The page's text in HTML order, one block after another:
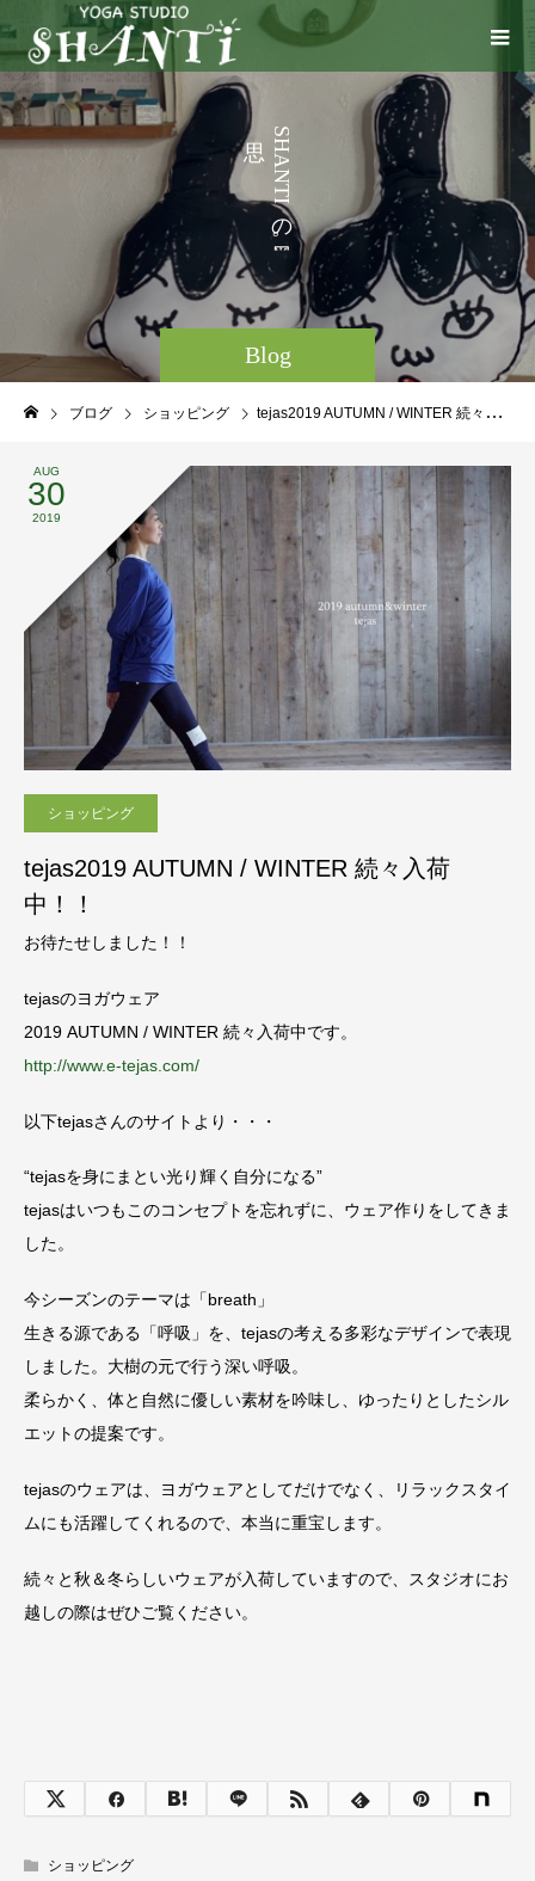
Blog
S
H
A
N
T
I
の
。
う
こ
な
ブログ ショッピング tejas2019 AUTUMN / WINTER 続々入荷中！！
AUG
30
2019
ショッピング
tejas2019 AUTUMN / WINTER 続々入荷
中！！
お待たせしました！！
tejasのヨガウェア
2019 AUTUMN / WINTER 続々入荷中です。
http://www.e-tejas.com/
以下tejasさんのサイトより・・・
“tejasを身にまとい光り輝く自分になる”
tejasはいつもこのコンセプトを忘れずに、ウェア作りをしてきま
した。
今シーズンのテーマは「breath」
生きる源である「呼吸」を、tejasの考える多彩なデザインで表現
しました。大樹の元で行う深い呼吸。
柔らかく、体と自然に優しい素材を吟味し、ゆったりとしたシル
エットの提案です。
tejasのウェアは、ヨガウェアとしてだけでなく、リラックスタイ
ムにも活躍してくれるので、本当に重宝します。
続々と秋＆冬らしいウェアが入荷していますので、スタジオにお
越しの際はぜひご覧ください。
ショッピング